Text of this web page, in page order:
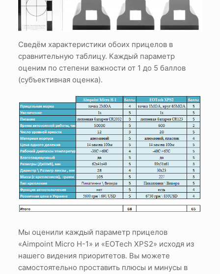
Сведём характеристики обоих прицелов в
сравнительную таблицу. Каждый параметр
оценим по степени важности от 1 до 5 баллов
(субъективная оценка).
Мы оценили каждый параметр прицелов
«Aimpoint Micro H-1» и «EOTech XPS2» исходя из
нашего видения приоритетов. Вы можете
самостоятельно проставить плюсы и минусы в